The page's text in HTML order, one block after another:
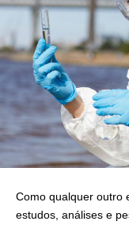
Como qualquer outro
estudos, análises e